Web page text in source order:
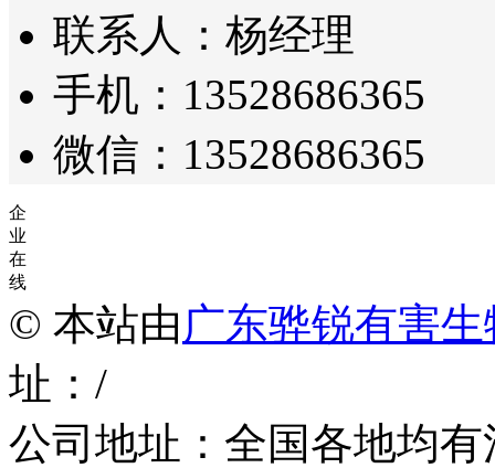
联系人：杨经理
手机：13528686365
微信：13528686365
企
业
在
线
© 本站由 广东骅锐有害
址：/
公司地址：全国各地均